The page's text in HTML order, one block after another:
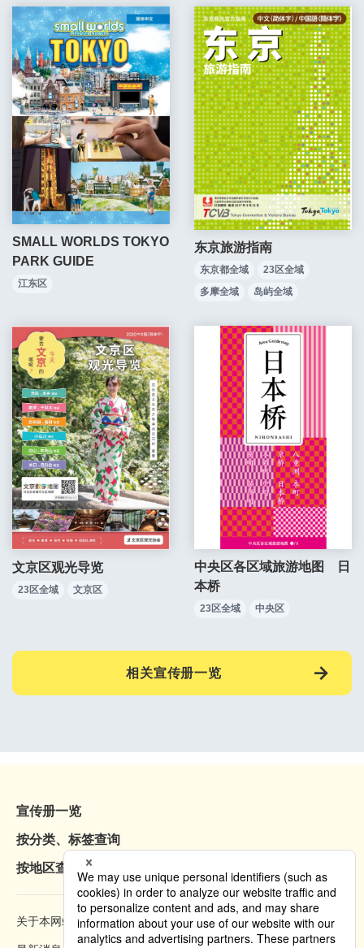
SMALL WORLDS TOKYO
PARK GUIDE
江东区
东京旅游指南
东京都全域
23区全域
多摩全域
岛屿全域
文京区观光导览
23区全域 文京区
中央区各区域旅游地图 日
本桥
23区全域 中央区
相关宣传册一览
宣传册一览
按分类、标签查询
按地区查询
关于本网站 浏览方法